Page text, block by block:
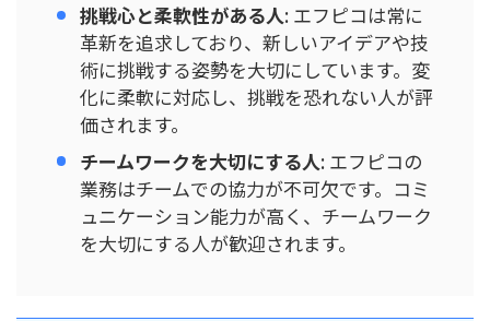
挑戦心と柔軟性がある人: エフピコは常に
革新を追求しており、新しいアイデアや技
術に挑戦する姿勢を大切にしています。変
化に柔軟に対応し、挑戦を恐れない人が評
価されます。
チームワークを大切にする人: エフピコの
業務はチームでの協力が不可欠です。コミ
ュニケーション能力が高く、チームワーク
を大切にする人が歓迎されます。